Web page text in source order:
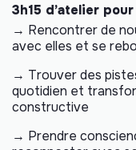
3h15 d’atelier pour
→ Rencontrer de
avec elles et se
→ Trouver des
quotidien et
constructive
→ Prendre